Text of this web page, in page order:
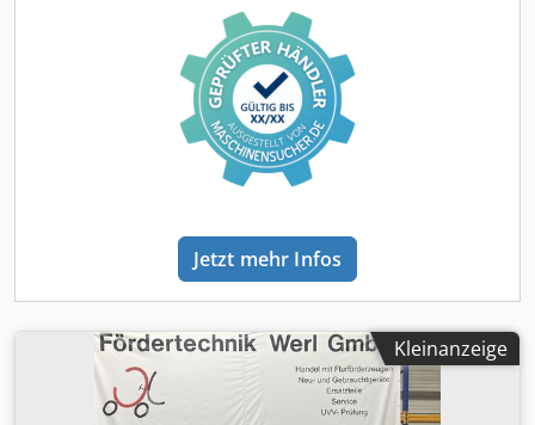
Stapler Fahrgestellnummer: JA2N1E700182
Lastschwerpunkt: 500 Gabelbreite: 100 mm Gabeldicke: 35
mm ISO Klasse: ISO Klasse 2 = 1.000 - 2.500 kg Masttyp:
Triplex Zustand: Einsatzbereit und voll funktionsfähig
Zustand Technisch: sehr gut Bereifung vorne Typ:
Superelastik Csdpfx Adovvdu Sjqeha Bereifung vorne
Zustand: 80 - 100% Bereifung hinten Typ: Superelastik
Bereifung hinten Zustand: 80 - 100% Batterie Volt: 48V
Batterie Zustand: 80 - 100% Beschreibung: Gerät ist
optisch und technisch aufgearbeitet. Wartung inkl.
Antriebs- & Hydrauliköl erneuert. UVV-Prüfung erneuert.
vorne und hinten - Vollkabine - Heizung - Batterie 2025
regeneriert 94%
Jetzt mehr Infos
Kleinanzeige